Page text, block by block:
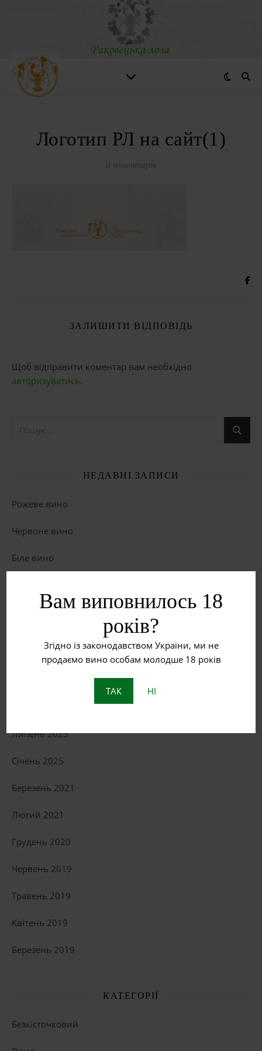
Вам виповнилось 18
років?
Згідно із законодавством України, ми не
продаємо вино особам молодше 18 років
ТАК НІ
Логотип РЛ на сайт(1)
0 коментарів
ЗАЛИШИТИ ВІДПОВІДЬ
Щоб відправити коментар вам необхідно
авторизуватись.
НЕДАВНІ ЗАПИСИ
Рожеве вино
Червоне вино
Біле вино
Пет Нат: Натуральне ігристе вино з історією
ОСТАННІ КОМЕНТАРІ
АРХІВИ
Липень 2025
Січень 2025
Березень 2021
Лютий 2021
Грудень 2020
Червень 2019
Травень 2019
Квітень 2019
Березень 2019
КАТЕГОРІЇ
Безкісточковий